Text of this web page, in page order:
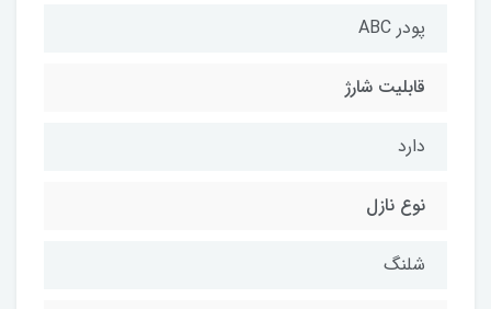
پودر ABC
قابلیت شارژ
دارد
نوع نازل
شلنگ